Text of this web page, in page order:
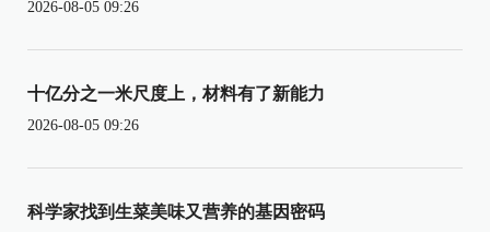
2026-08-05 09:26
十亿分之一米尺度上，材料有了新能力
2026-08-05 09:26
科学家找到生菜美味又营养的基因密码